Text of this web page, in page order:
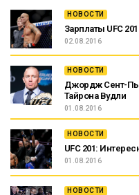
НОВОСТИ
Зарплаты UFC
02.08.2016
НОВОСТИ
Джордж Сент-
Тайрона Вудли
01.08.2016
НОВОСТИ
UFC 201:
01.08.2016
НОВОСТИ